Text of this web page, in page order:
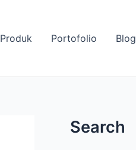
Produk Portofolio Blog
Search